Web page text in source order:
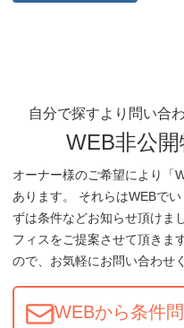
自分で探すより問い合
WEB非公
オーナー様のご希望により「
あります。 それらはWEBで
ずは条件などお知らせ頂けま
フィスをご提案させて頂きま
ので、お気軽にお問い合わせ
WEBから条件